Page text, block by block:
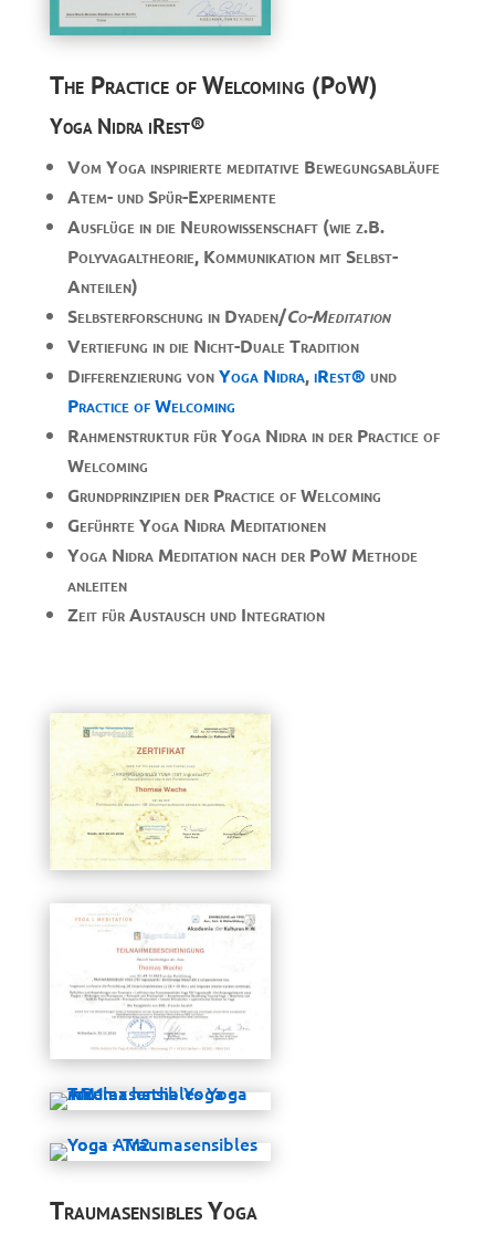
The Practice of Welcoming (PoW)
Yoga Nidra iRest®
Vom Yoga inspirierte meditative Bewegungsabläufe
Atem- und Spür-Experimente
Ausflüge in die Neurowissenschaft (wie z.B.
Polyvagaltheorie, Kommunikation mit Selbst-
Anteilen)
Selbsterforschung in Dyaden/Co-Meditation
Vertiefung in die Nicht-Duale Tradition
Differenzierung vonYoga Nidra,iRest® und
Practice of Welcoming
Rahmenstruktur für Yoga Nidra in der Practice of
Welcoming
Grundprinzipien der Practice of Welcoming
Geführte Yoga Nidra Meditationen
Yoga Nidra Meditation nach der PoWMethode
anleiten
Zeit für Austausch und Integration
Traumasensibles Yoga